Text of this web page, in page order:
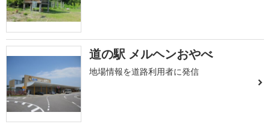
道の駅 メルヘンおやべ
地場情報を道路利用者に発信